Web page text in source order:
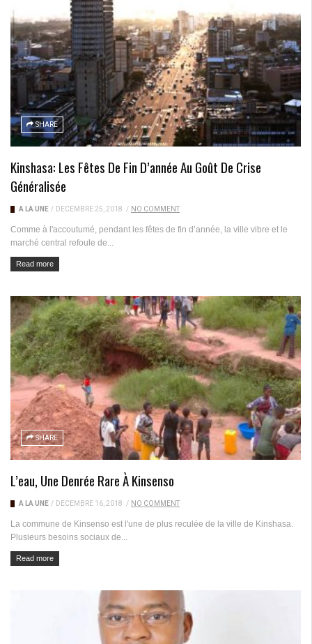
SHARE
Kinshasa: Les Fêtes De Fin D’année Au Goût De Crise
Généralisée
A LA UNE / DÉCEMBRE 25, 2018 / NO COMMENT
Comme à l'accoutumé, pendant les fêtes de fin d’année, la ville vibre et le
marché central refoule de...
Read more
SHARE
L’eau, Une Denrée Rare À Kinsenso
A LA UNE / DÉCEMBRE 16, 2018 / NO COMMENT
La commune de Kinsenso est l'une de plus reculée de la ville de Kinshasa.
Plusieurs besoins sociaux de...
Read more